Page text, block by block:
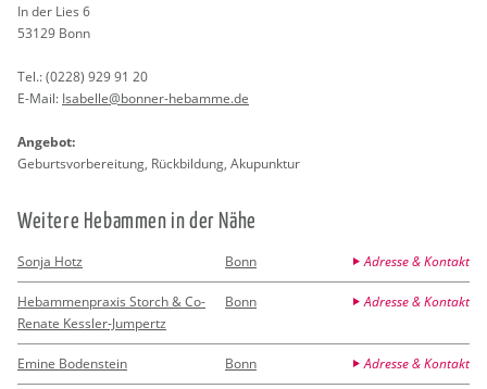
In der Lies 6
53129 Bonn
Tel.:(0228) 929 91 20
E-Mail: Isa­bel­le@​bonner-​hebamme.​de
An­ge­bot:
Ge­burts­vor­be­rei­tung, Rück­bil­dung, Aku­punk­tur
Wei­te­re Heb­am­men in der Nähe
Sonja Hotz Bonn Adresse & Kontakt
Hebammenpraxis Storch & Co-
Renate Kessler-Jumpertz
Bonn Adresse & Kontakt
Emine Bodenstein Bonn Adresse & Kontakt